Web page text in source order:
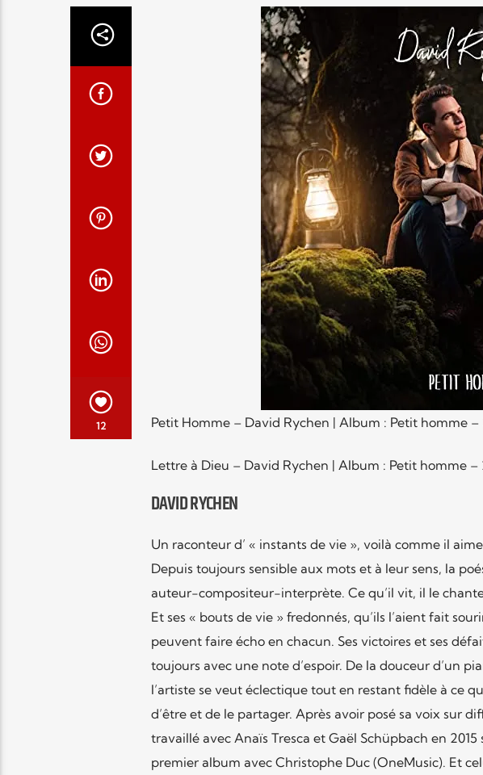
12 Petit Homme – David Rychen | Album : Petit homme –
Lettre à Dieu – David Rychen | Album : Petit homme –
DAVID RYCHEN
Un raconteur d’ « instants de vie », voilà comme il
Depuis toujours sensible aux mots et à leur sens, la
auteur-compositeur-interprète. Ce qu’il vit, il le
Et ses « bouts de vie » fredonnés, qu’ils l’aient fait
peuvent faire écho en chacun. Ses victoires et ses
toujours avec une note d’espoir. De la douceur d’un
l’artiste se veut éclectique tout en restant fidèle à ce
d’être et de le partager. Après avoir posé sa voix sur
travaillé avec Anaïs Tresca et Gaël Schüpbach en
premier album avec Christophe Duc (OneMusic). Et